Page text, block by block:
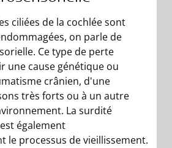
ciliées de la cochlée sont
on parle de
Ce type de perte
une cause génétique ou
crânien, d'une
très forts ou à un autre
La surdité
également
le processus de vieillissement.